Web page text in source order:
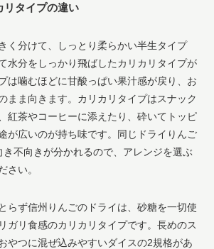
リタイプの違い
く分けて、しっとり柔らかい半生タイプ
水分をしっかり飛ばしたカリカリタイプが
は噛むほどに甘酸っぱい果汁感が戻り、お
まま向きます。カリカリタイプはスナック
紅茶やコーヒーに添えたり、砕いてトッピ
が広いのが持ち味です。同じドライりんご
不向きが分かれるので、アレンジを選ぶ
さい。
らず信州りんごのドライは、砂糖を一切使
ガリ食感のカリカリタイプです。長めのス
やつに混ぜ込みやすいダイスの2規格があ